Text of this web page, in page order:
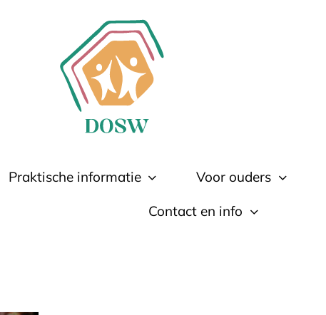
Praktische informatie Voor ouders
Contact en info